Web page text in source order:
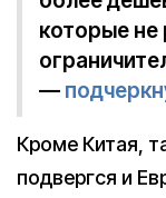
которые не
—
Кроме Китая,
подвергся и